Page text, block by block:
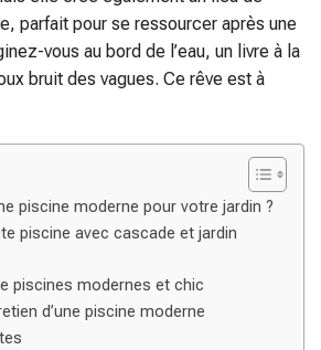
parfait pour se ressourcer après une
vous au bord de l’eau, un livre à la
bruit des vagues. Ce rêve est à
piscine moderne pour votre jardin ?
piscine avec cascade et jardin
piscines modernes et chic
d’une piscine moderne